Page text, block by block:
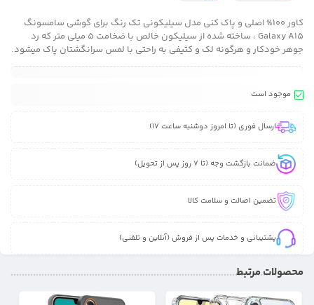
کاور 100% اصلی و پاک کنی مدل سیلیکونی تک رنگ برای گوشی سامسونگ
Galaxy A15 ، ساخته شده از سیلیکون خالص با ضخامت 5 میلی متر که رد
جوهر خودکار و هرگونه لک و کثیفی به راحتی با لمس سرانگشتان پاک میشود.
موجود است
ارسال فوری (تا امروز دوشنبه ساعت 17)
ضمانت بازگشت وجه (تا 7 روز پس از تحویل)
تضمین اصالت و سلامت کالا
پشتیبانی و خدمات پس از فروش (آنلاین و تلفنی)
محصولات مرتبط